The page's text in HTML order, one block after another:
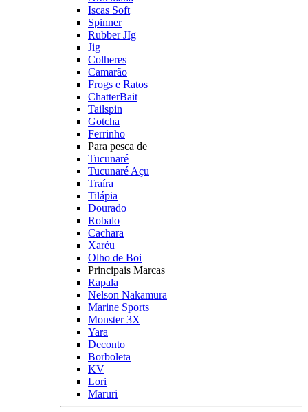
Iscas Soft
Spinner
Rubber JIg
Jig
Colheres
Camarão
Frogs e Ratos
ChatterBait
Tailspin
Gotcha
Ferrinho
Para pesca de
Tucunaré
Tucunaré Açu
Traíra
Tilápia
Dourado
Robalo
Cachara
Xaréu
Olho de Boi
Principais Marcas
Rapala
Nelson Nakamura
Marine Sports
Monster 3X
Yara
Deconto
Borboleta
KV
Lori
Maruri